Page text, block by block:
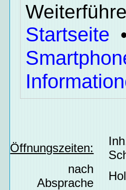
Startseite
Öffnungszeiten:
nach
Absprache